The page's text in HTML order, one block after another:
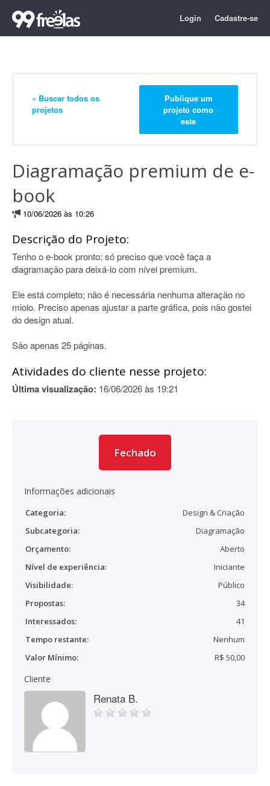
Login Cadastre-se
« Buscar todos os
projetos
Publique um
projeto como
este
Diagramação premium de e-
book
10/06/2026 às 10:26
Descrição do Projeto:
Tenho o e-book pronto; só preciso que você faça a
diagramação para deixá-lo com nível premium.
Ele está completo; não é necessária nenhuma alteração no
miolo. Preciso apenas ajustar a parte gráfica, pois não gostei
do design atual.
São apenas 25 páginas.
Atividades do cliente nesse projeto:
Última visualização: 16/06/2026 às 19:21
Fechado
Informações adicionais
Categoria:
Design & Criação
Subcategoria:
Diagramação
Orçamento:
Aberto
Nível de experiência:
Iniciante
Visibilidade:
Público
Propostas:
34
Interessados:
41
Tempo restante:
Nenhum
Valor Mínimo:
R$ 50,00
Cliente
Renata B.